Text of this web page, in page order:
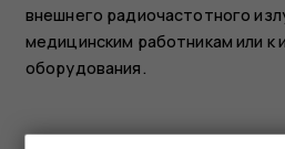
внешнего радиочастотного
медицинским работникам или к
оборудования.